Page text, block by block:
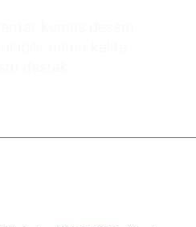
kumaş deseni
üstün kalite
destek